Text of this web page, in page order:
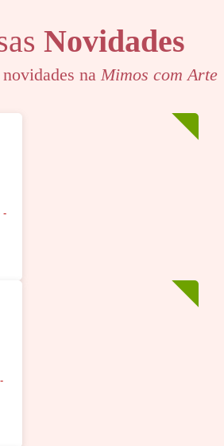
Novidades
na Mimos com Arte
-